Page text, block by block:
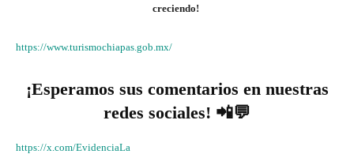
creciendo!
https://www.turismochiapas.gob.mx/
¡Esperamos sus comentarios en nuestras
redes sociales! 📲💬
https://x.com/EvidenciaLa